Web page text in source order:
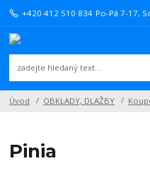
+420 412 510 834 Po-Pá 7-17,
Úvod OBKLADY, DLAŽBY
Pinia